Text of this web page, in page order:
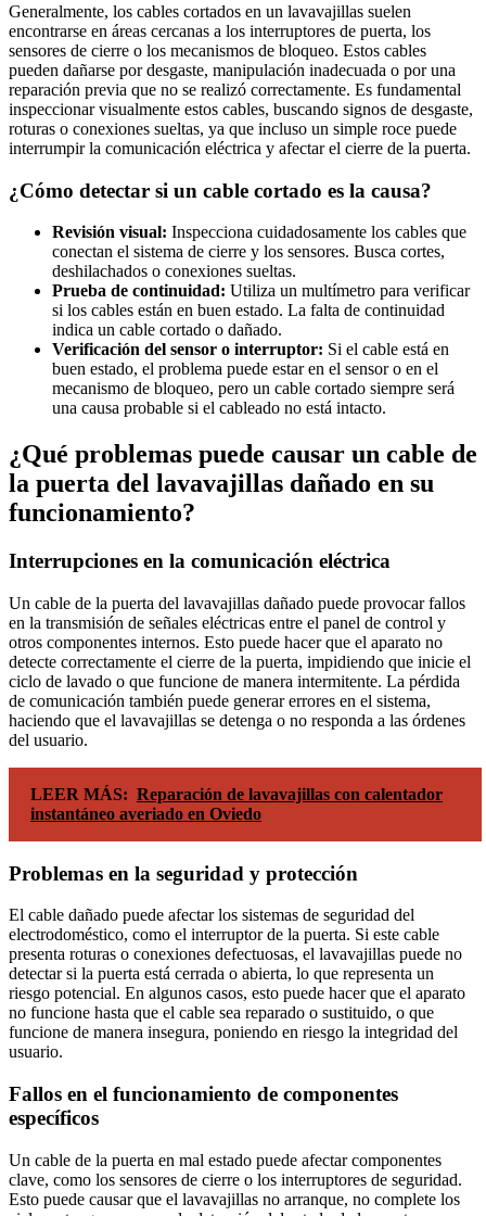
Generalmente, los cables cortados en un lavavajillas suelen
encontrarse en áreas cercanas a los interruptores de puerta, los
sensores de cierre o los mecanismos de bloqueo. Estos cables
pueden dañarse por desgaste, manipulación inadecuada o por una
reparación previa que no se realizó correctamente. Es fundamental
inspeccionar visualmente estos cables, buscando signos de desgaste,
roturas o conexiones sueltas, ya que incluso un simple roce puede
interrumpir la comunicación eléctrica y afectar el cierre de la puerta.
¿Cómo detectar si un cable cortado es la causa?
Revisión visual: Inspecciona cuidadosamente los cables que
conectan el sistema de cierre y los sensores. Busca cortes,
deshilachados o conexiones sueltas.
Prueba de continuidad: Utiliza un multímetro para verificar
si los cables están en buen estado. La falta de continuidad
indica un cable cortado o dañado.
Verificación del sensor o interruptor: Si el cable está en
buen estado, el problema puede estar en el sensor o en el
mecanismo de bloqueo, pero un cable cortado siempre será
una causa probable si el cableado no está intacto.
¿Qué problemas puede causar un cable de
la puerta del lavavajillas dañado en su
funcionamiento?
Interrupciones en la comunicación eléctrica
Un cable de la puerta del lavavajillas dañado puede provocar fallos
en la transmisión de señales eléctricas entre el panel de control y
otros componentes internos. Esto puede hacer que el aparato no
detecte correctamente el cierre de la puerta, impidiendo que inicie el
ciclo de lavado o que funcione de manera intermitente. La pérdida
de comunicación también puede generar errores en el sistema,
haciendo que el lavavajillas se detenga o no responda a las órdenes
del usuario.
LEER MÁS: Reparación de lavavajillas con calentador
instantáneo averiado en Oviedo
Problemas en la seguridad y protección
El cable dañado puede afectar los sistemas de seguridad del
electrodoméstico, como el interruptor de la puerta. Si este cable
presenta roturas o conexiones defectuosas, el lavavajillas puede no
detectar si la puerta está cerrada o abierta, lo que representa un
riesgo potencial. En algunos casos, esto puede hacer que el aparato
no funcione hasta que el cable sea reparado o sustituido, o que
funcione de manera insegura, poniendo en riesgo la integridad del
usuario.
Fallos en el funcionamiento de componentes
específicos
Un cable de la puerta en mal estado puede afectar componentes
clave, como los sensores de cierre o los interruptores de seguridad.
Esto puede causar que el lavavajillas no arranque, no complete los